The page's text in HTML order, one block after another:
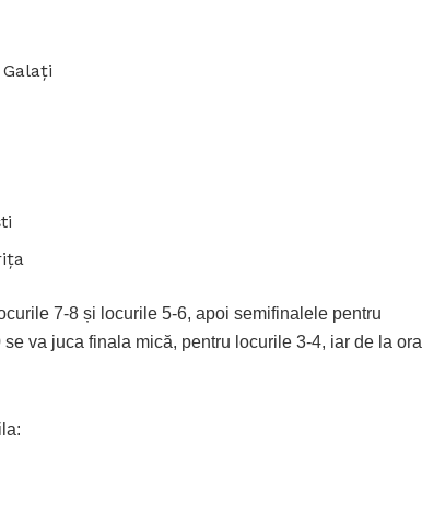
7-8 și locurile 5-6, apoi semifinalele pentru
va juca finala mică, pentru locurile 3-4, iar de la ora